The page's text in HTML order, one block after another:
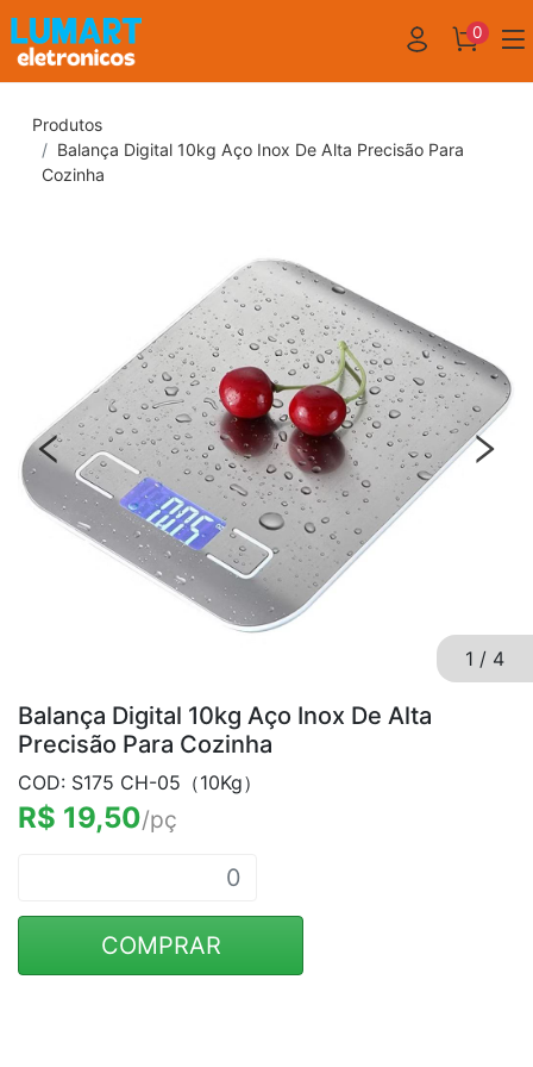
0
Produtos
Balança Digital 10kg Aço Inox De Alta Precisão Para
Cozinha
1 / 4
Balança Digital 10kg Aço Inox De Alta
Precisão Para Cozinha
COD: S175 CH-05（10Kg）
R$ 19,50/pç
COMPRAR